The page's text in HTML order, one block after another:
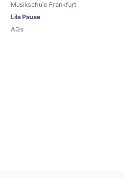
Musikschule Frankfurt
Lila Pause
AGs